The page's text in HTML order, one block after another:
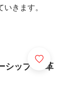
きます。
シップ 〜 革